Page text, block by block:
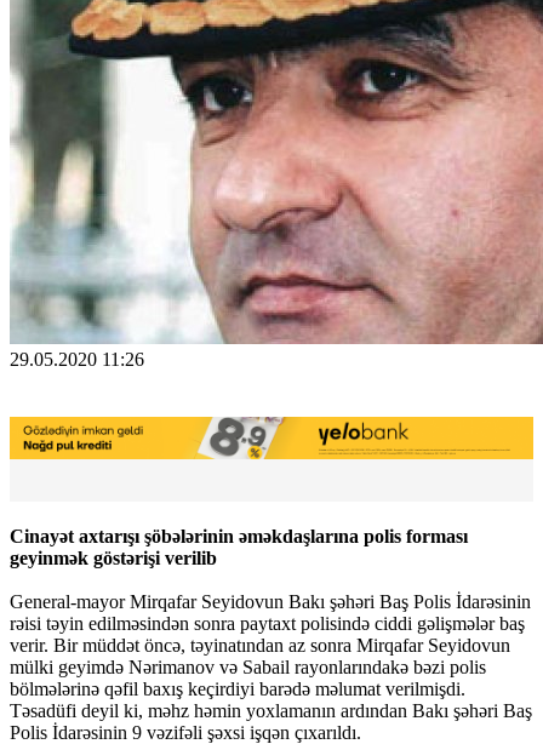
29.05.2020 11:26
Cinayət axtarışı şöbələrinin əməkdaşlarına polis forması
geyinmək göstərişi verilib
General-mayor Mirqafar Seyidovun Bakı şəhəri Baş Polis İdarəsinin
rəisi təyin edilməsindən sonra paytaxt polisində ciddi gəlişmələr baş
verir. Bir müddət öncə, təyinatından az sonra Mirqafar Seyidovun
mülki geyimdə Nərimanov və Sabail rayonlarındakə bəzi polis
bölmələrinə qəfil baxış keçirdiyi barədə məlumat verilmişdi.
Təsadüfi deyil ki, məhz həmin yoxlamanın ardından Bakı şəhəri Baş
Polis İdarəsinin 9 vəzifəli şəxsi işqən çıxarıldı.